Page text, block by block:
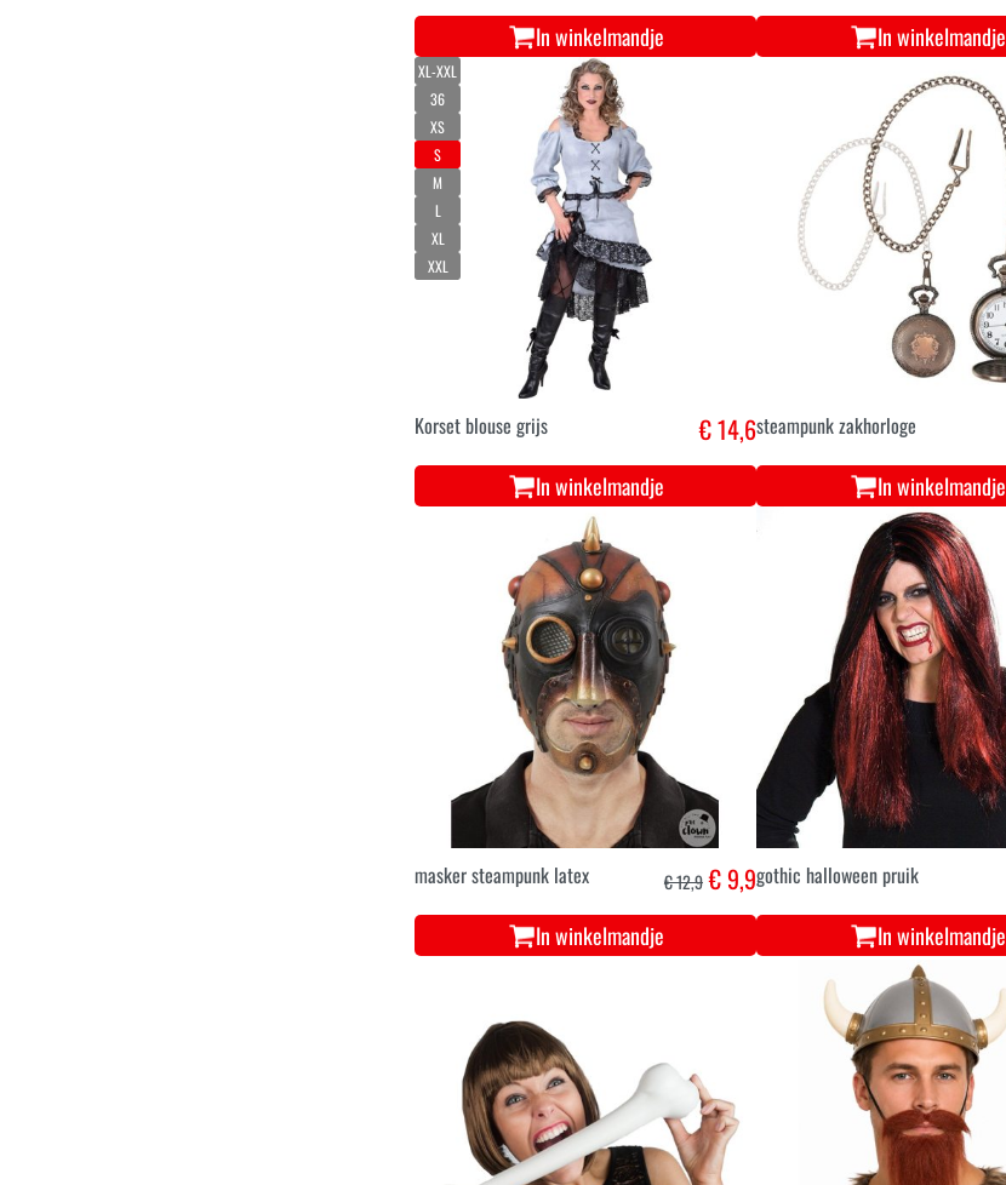
In winkelmandje In winkelmandje
XL-XXL
36
XS
S
M
L
XL
XXL
Korset blouse grijs € 14,6
In winkelmandje
steampunk zakhorloge
In winkelmandje
masker steampunk latex € 12,9€ 9,9
In winkelmandje
gothic halloween pruik
In winkelmandje